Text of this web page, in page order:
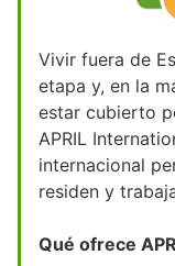
Vivir fuera de
etapa y, en la
estar cubierto
APRIL
internacional
residen y
Qué ofrece